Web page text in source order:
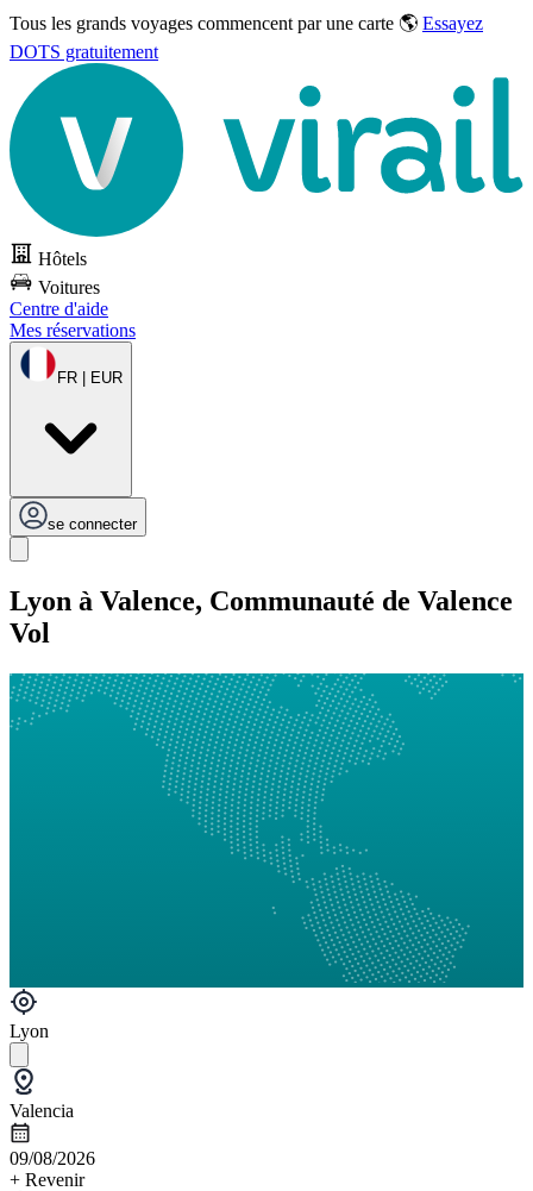
Tous les grands voyages commencent par une carte 🌎 Essayez
DOTS gratuitement
Hôtels
Voitures
Centre d'aide
Mes réservations
FR | EUR
se connecter
Lyon à Valence, Communauté de Valence
Vol
Lyon
Valencia
09/08/2026
+ Revenir